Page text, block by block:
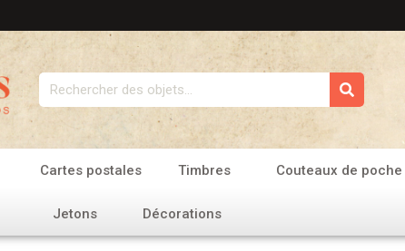
Rechercher
Cartes postales Timbres Couteaux de poche
Jetons Décorations